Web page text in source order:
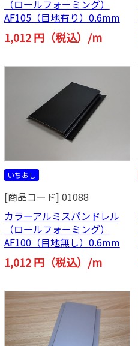
（ロールフォーミング）
AF105（目地有り）0.6mm
1,012 円（税込）/m
いちおし
[商品コード] 01088
カラーアルミスパンドレル
（ロールフォーミング）
AF100（目地無し）0.6mm
1,012 円（税込）/m